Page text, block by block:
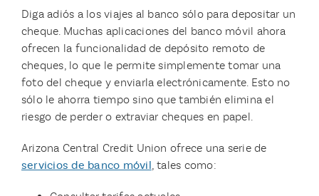
Diga adiós a los viajes al banco sólo para depositar un
cheque. Muchas aplicaciones del banco móvil ahora
ofrecen la funcionalidad de depósito remoto de
cheques, lo que le permite simplemente tomar una
foto del cheque y enviarla electrónicamente. Esto no
sólo le ahorra tiempo sino que también elimina el
riesgo de perder o extraviar cheques en papel.
Arizona Central Credit Union ofrece una serie de
servicios de banco móvil, tales como: